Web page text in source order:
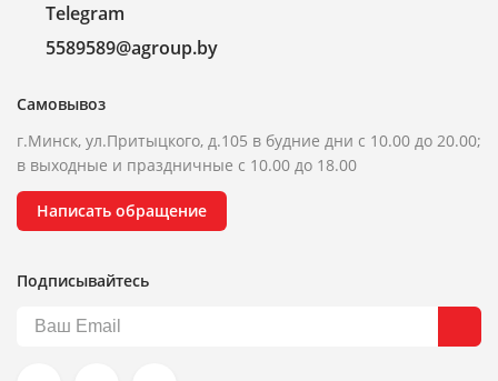
Telegram
5589589@agroup.by
Самовывоз
г.Минск, ул.Притыцкого, д.105 в будние дни с 10.00 до 20.00;
в выходные и праздничные с 10.00 до 18.00
Написать обращение
Подписывайтесь